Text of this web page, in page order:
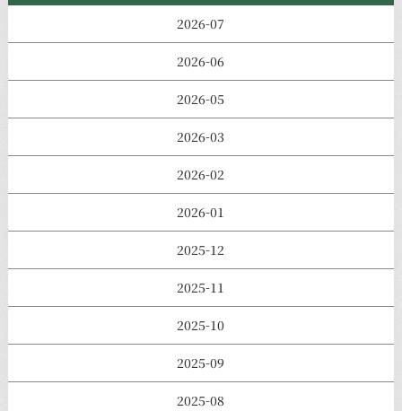
2026-07
2026-06
2026-05
2026-03
2026-02
2026-01
2025-12
2025-11
2025-10
2025-09
2025-08